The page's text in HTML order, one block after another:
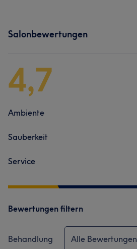
Salonbewertungen
4,7
Ambiente
Sauberkeit
Service
Bewertungen filtern
Behandlung Alle Bewertungen